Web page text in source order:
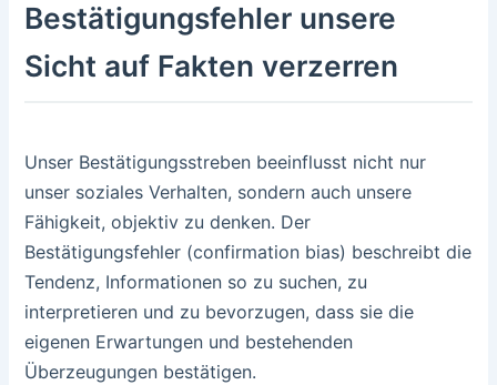
Bestätigungsfehler unsere
Sicht auf Fakten verzerren
Unser Bestätigungsstreben beeinflusst nicht nur
unser soziales Verhalten, sondern auch unsere
Fähigkeit, objektiv zu denken. Der
Bestätigungsfehler (confirmation bias) beschreibt die
Tendenz, Informationen so zu suchen, zu
interpretieren und zu bevorzugen, dass sie die
eigenen Erwartungen und bestehenden
Überzeugungen bestätigen.